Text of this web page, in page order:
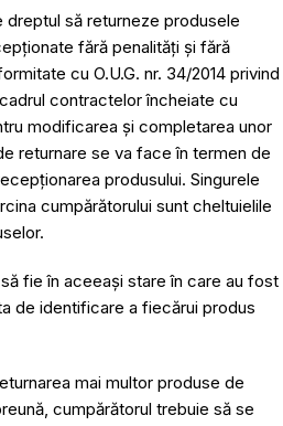
dreptul să returneze produsele
fără penalități și fără
cu O.U.G. nr. 34/2014 privind
contractelor încheiate cu
modificarea și completarea unor
returnare se va face în termen de
produsului. Singurele
cumpărătorului sunt cheltuielile
fie în aceeași stare în care au fost
de identificare a fiecărui produs
mai multor produse de
cumpărătorul trebuie să se